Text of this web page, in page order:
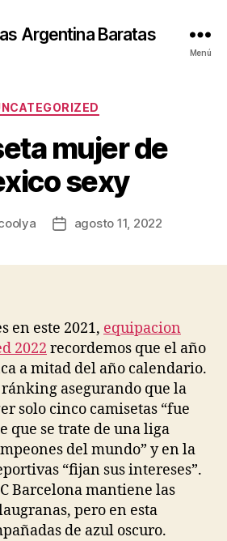
Argentina Baratas
Menú
Categorías
mujer de
sexy
Fechaagosto 11, 2022
en este 2021, equipacion
2022 recordemos que el año
a mitad del año calendario.
asegurando que la
solo cinco camisetas “fue
que se trate de una liga
del mundo” y en la
“fijan sus intereses”.
Barcelona mantiene las
pero en esta
de azul oscuro.